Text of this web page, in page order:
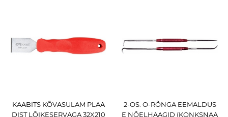
KAABITS KÕVASULAM PLAA
DIST LÕIKESERVAGA 32X210
2-OS. O-RÕNGA EEMALDUS
E NÕELHAAGID (KONKSNAA